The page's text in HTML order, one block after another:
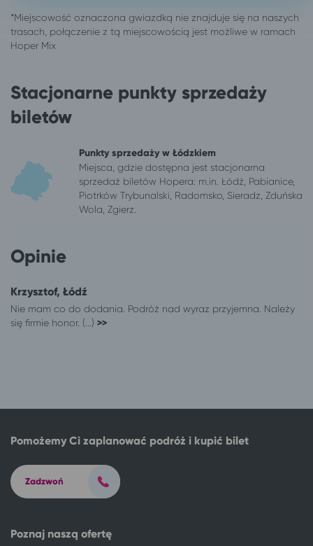
Łódź
Ustronie Morskie
Łódź
Inowrocław
Łódź
Łódź
Bobolin
Łódź
Świnoujście
Łódź
Giżycko
Wrocław
Władysławowo
Łódź
Łódź
Gąski, gm. Mielno
Łódź
Sarbinowo gm. Mielno
Łódź
Chłapowo
Ciechocinek
Łódź
Suwałki
Łódź
Niechorze
Łódź
Rewal
Łódź
Pogorzelica
Stacjonarne punkty sprzedaży
biletów
Punkty sprzedaży w Łódzkiem
Miejsca, gdzie dostępna jest stacjonarna
sprzedaż biletów Hopera: m.in. Łódź, Pabianice,
Piotrków Trybunalski, Radomsko, Sieradz, Zduńska
Wola, Zgierz.
Opinie
Krzysztof, Łódź
Nie mam co do dodania. Podróż nad wyraz przyjemna. Należy
się firmie honor. (...) >>
Poznaj naszą ofertę
Pomożemy Ci zaplanować podróż i kupić bilet
Zadzwoń